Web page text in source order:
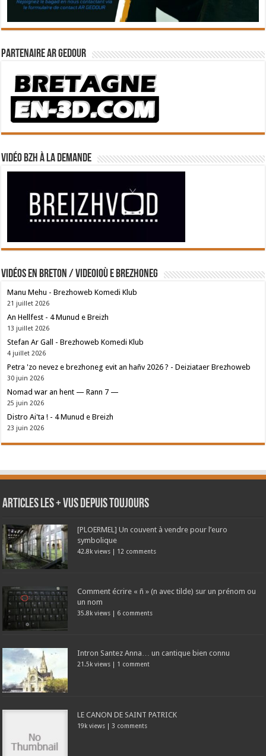
Partenaire Ar Gedour
Vidéo BZH à la demande
Vidéos en breton / Videoioù e brezhoneg
Manu Mehu - Brezhoweb Komedi Klub
21 juillet 2026
An Hellfest - 4 Munud e Breizh
13 juillet 2026
Stefan Ar Gall - Brezhoweb Komedi Klub
4 juillet 2026
Petra 'zo nevez e brezhoneg evit an hañv 2026 ? - Deiziataer Brezhoweb
30 juin 2026
Nomad war an hent — Rann 7 —
25 juin 2026
Distro Ai'ta ! - 4 Munud e Breizh
23 juin 2026
Articles les + vus depuis toujours
[PLOERMEL] Un couvent à vendre pour l’euro
symbolique
42.8k views | 12 comments
Comment écrire « ñ » (n avec tilde) sur un prénom ou
un nom
35.8k views | 6 comments
Intron Santez Anna… un cantique bien connu
21.5k views | 1 comment
LE CANON DE SAINT PATRICK
19k views | 3 comments